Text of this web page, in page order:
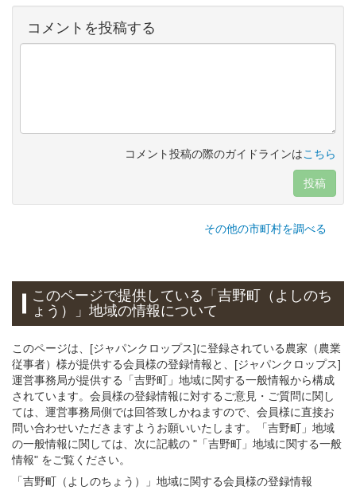
コメントを投稿する
コメント投稿の際のガイドラインはこちら
投稿
その他の市町村を調べる
このページで提供している 「吉野町（よしのち
ょう）」地域の情報について
このページは、[ジャパンクロップス]に登録されている農家（農業
従事者）様が提供する会員様の登録情報と、[ジャパンクロップス]
運営事務局が提供する「吉野町」地域に関する一般情報から構成
されています。会員様の登録情報に対するご意見・ご質問に関し
ては、運営事務局側では回答致しかねますので、会員様に直接お
問い合わせいただきますようお願いいたします。「吉野町」地域
の一般情報に関しては、次に記載の "「吉野町」地域に関する一般
情報" をご覧ください。
「吉野町（よしのちょう）」 地域に関する会員様の登録情報